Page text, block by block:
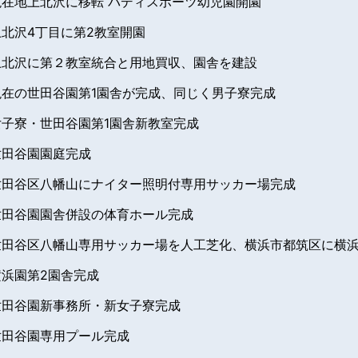
沢4丁目に第2教室開園
沢に第２教室統合と用地買収、園舎を建設
の世田谷園第1園舎が完成、同じく男子寮完成
寮・世田谷園第1園舎新教室完成
谷園園庭完成
谷区八幡山にナイター照明付専用サッカー場完成
谷園園舎併設の体育ホール完成
谷区八幡山専用サッカー場を人工芝化、横浜市都筑区に横
園第2園舎完成
谷園新事務所・新女子寮完成
谷園専用プール完成